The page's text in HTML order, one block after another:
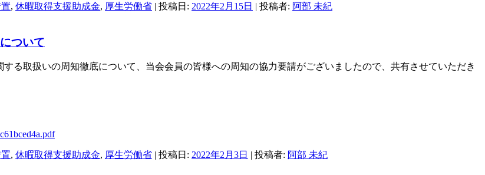
, 休暇取得支援助成金, 厚生労働省 | 投稿日: 2022年2月15日 | 投稿者: 阿部 未紀
ついて
る取扱いの周知徹底について、当会会員の皆様への周知の協力要請がございましたので、共有させていただき
, 休暇取得支援助成金, 厚生労働省 | 投稿日: 2022年2月3日 | 投稿者: 阿部 未紀